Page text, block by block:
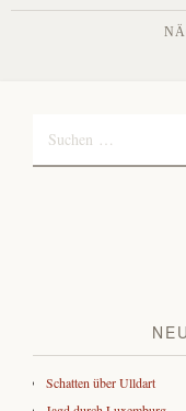
Schatten über Ulldart